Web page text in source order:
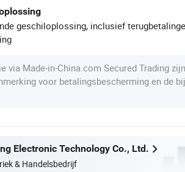
geschiloplossing, inclusief
via Made-in-China.com Secured Trading
voor betalingsbescherming en de
Electronic Technology Co., Ltd.
& Handelsbedrijf